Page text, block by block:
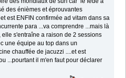
des énièmes et éprouvantes
est ENFIN confirmée ad vitam dans sa
para ...va comprendre ...mais là
s'entraîne a raison de 2 sessions
une équipe au top dans un
chauffée de jacuzzi ....et est
...pourtant il m'en faut pour déclarer